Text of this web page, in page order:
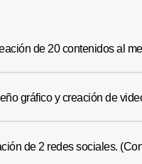
de 20 contenidos al
gráfico y creación de
de 2 redes sociales.